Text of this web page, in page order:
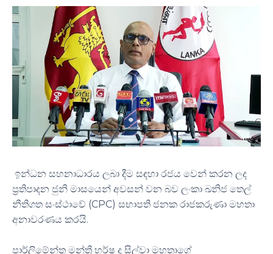
ඉන්ධන සහනාධාරය ලබා දීම සඳහා රජය වෙන් කරන ලද
ප්‍රතිපාදන ජුනි මාසයෙන් අවසන් වන බව ලංකා ඛනිජ තෙල්
නීතිගත සංස්ථාවේ (CPC) සභාපති ජනක රාජකරුණා මහතා
අනාවරණය කරයි.
පාර්ලිමේන්තු මන්ත්‍රී හර්ෂ ද සිල්වා මහතාගේ